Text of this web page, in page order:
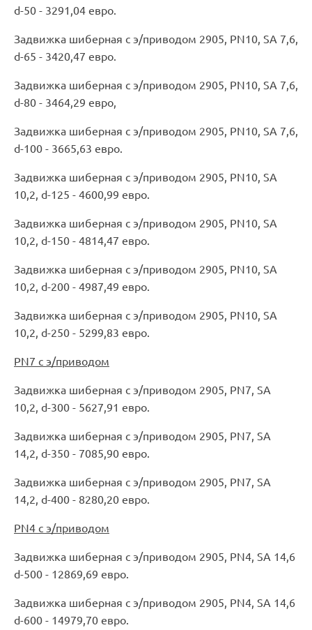
d-50 - 3291,04 евро.
Задвижка шиберная с э/приводом 2905, PN10, SA 7,6,
d-65 - 3420,47 евро.
Задвижка шиберная с э/приводом 2905, PN10, SA 7,6,
d-80 - 3464,29 евро,
Задвижка шиберная с э/приводом 2905, PN10, SA 7,6,
d-100 - 3665,63 евро.
Задвижка шиберная с э/приводом 2905, PN10, SA
10,2, d-125 - 4600,99 евро.
Задвижка шиберная с э/приводом 2905, PN10, SA
10,2, d-150 - 4814,47 евро.
Задвижка шиберная с э/приводом 2905, PN10, SA
10,2, d-200 - 4987,49 евро.
Задвижка шиберная с э/приводом 2905, PN10, SA
10,2, d-250 - 5299,83 евро.
PN7 с э/приводом
Задвижка шиберная с э/приводом 2905, PN7, SA
10,2, d-300 - 5627,91 евро.
Задвижка шиберная с э/приводом 2905, PN7, SA
14,2, d-350 - 7085,90 евро.
Задвижка шиберная с э/приводом 2905, PN7, SA
14,2, d-400 - 8280,20 евро.
PN4 с э/приводом
Задвижка шиберная с э/приводом 2905, PN4, SA 14,6
d-500 - 12869,69 евро.
Задвижка шиберная с э/приводом 2905, PN4, SA 14,6
d-600 - 14979,70 евро.